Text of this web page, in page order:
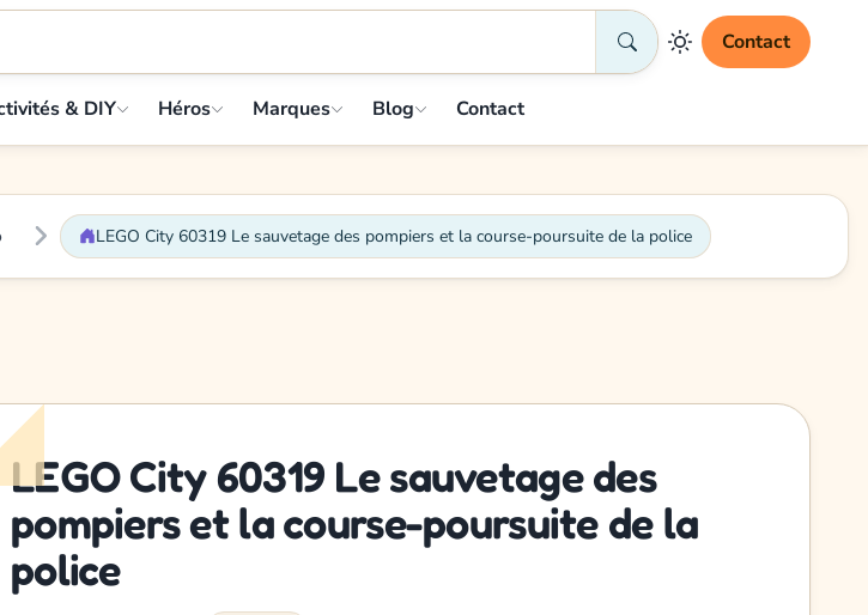
Contact
& DIY Héros Marques Blog Contact
LEGO City 60319 Le sauvetage des pompiers et la course-poursuite de la police
LEGO City 60319 Le sauvetage des
pompiers et la course-poursuite de la
police